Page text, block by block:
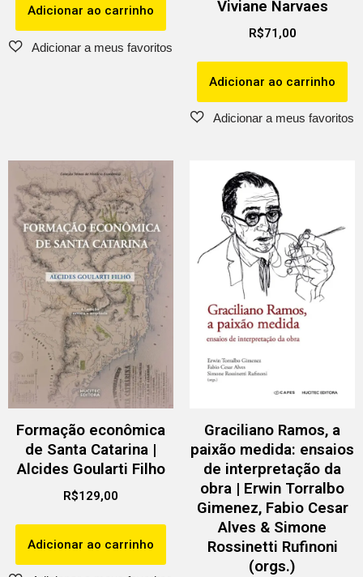
Adicionar ao carrinho Viviane Narvaes
R$71,00
Adicionar ao carrinho
Formação econômica
de Santa Catarina |
Alcides Goularti Filho
R$129,00
Adicionar ao carrinho
Graciliano Ramos, a
paixão medida: ensaios
de interpretação da
obra | Erwin Torralbo
Gimenez, Fabio Cesar
Alves & Simone
Rossinetti Rufinoni
(orgs.)